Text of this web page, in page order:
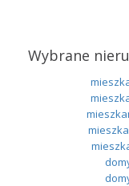
Wybrane